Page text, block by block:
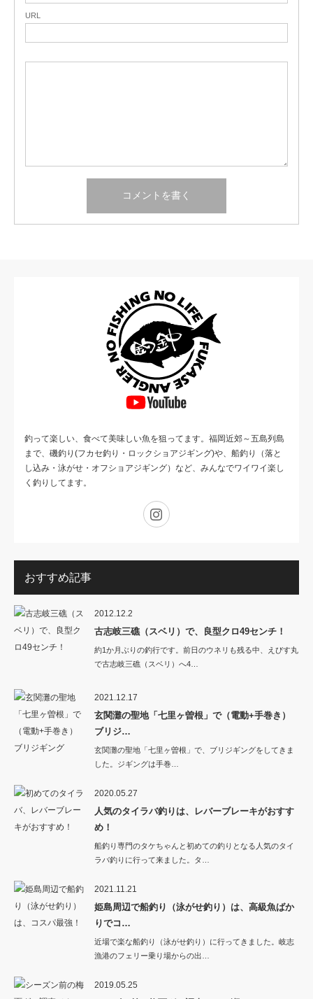
URL
釣って楽しい、食べて美味しい魚を狙ってます。福岡近郊～五島列島
まで、磯釣り(フカセ釣り・ロックショアジギング)や、船釣り（落と
し込み・泳がせ・オフショアジギング）など、みんなでワイワイ楽し
く釣りしてます。
おすすめ記事
2012.12.2
古志岐三礁（スベリ）で、良型クロ49センチ！
約1か月ぶりの釣行です。前日のウネリも残る中、えびす丸
で古志岐三礁（スベリ）へ4…
2021.12.17
玄関灘の聖地「七里ヶ曽根」で（電動+手巻き）
ブリジ…
玄関灘の聖地「七里ヶ曽根」で、ブリジギングをしてきま
した。ジギングは手巻…
2020.05.27
人気のタイラバ釣りは、レバーブレーキがおすす
め！
船釣り専門のタケちゃんと初めての釣りとなる人気のタイ
ラバ釣りに行って来ました。タ…
2021.11.21
姫島周辺で船釣り（泳がせ釣り）は、高級魚ばか
りでコ…
近場で楽な船釣り（泳がせ釣り）に行ってきました。岐志
漁港のフェリー乗り場からの出…
2019.05.25